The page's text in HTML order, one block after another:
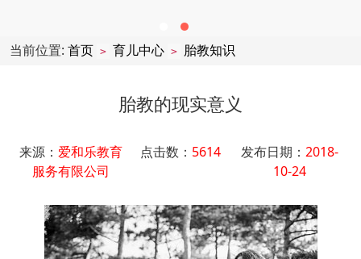
当前位置: 首页 > 育儿中心 > 胎教知识
胎教的现实意义
来源： 爱和乐教育
服务有限公司
点击数： 5614 发布日期：2018-
10-24